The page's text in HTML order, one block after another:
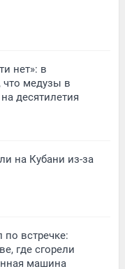
нет»: в
что медузы в
десятилетия
на Кубани из-за
встречке:
где сгорели
машина